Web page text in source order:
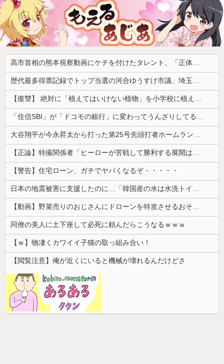
高市首相の熊本視察動画にケチを付けたタレント、「正体バレバレよな」と黒電話の呼び方であっさりと……
歴代最多得票記録でトップ当選の河合ゆうすけ市議、埼玉知事選（来年８月）に立候補表明！「埼玉県の外国人問題を解決するには、知事選で保守の政治家が立ち上がるしかない」保守一本化を訴え
【復讐】 絶対に「植えてはいけない植物」を小学校に植えた→20年経って見に行くと…「！？」衝撃の光景が・・・
「住信SBI」が「ドコモの銀行」に変わってうんざりしてるやつｗｗｗｗｗｗｗ
大谷翔平が今永昇太から打った第25号先頭打者ホームランに全米騒然！←「トモダチから打つのが好きだね」（海外の反応）
【正論】特撮関係者「ヒーローが苦戦して勝利する展開はいらない。それで特撮は凋落した」
【警告】住宅ローン、ガチでヤバくなるぞ・・・・・
日本の地震被害に支援したのに…「韓国産の水は水洗トイレに」
【動画】野菜売りのおじさんにドローンを特攻させるおそロシア。
同僚の美人に土下座して必死に頼んだらこうなるｗｗｗ
【ｗ】物凄くカワイイ子猫の取っ組み合い！
【閲覧注意】俺が近くにいると機械が壊れるんだけどさ